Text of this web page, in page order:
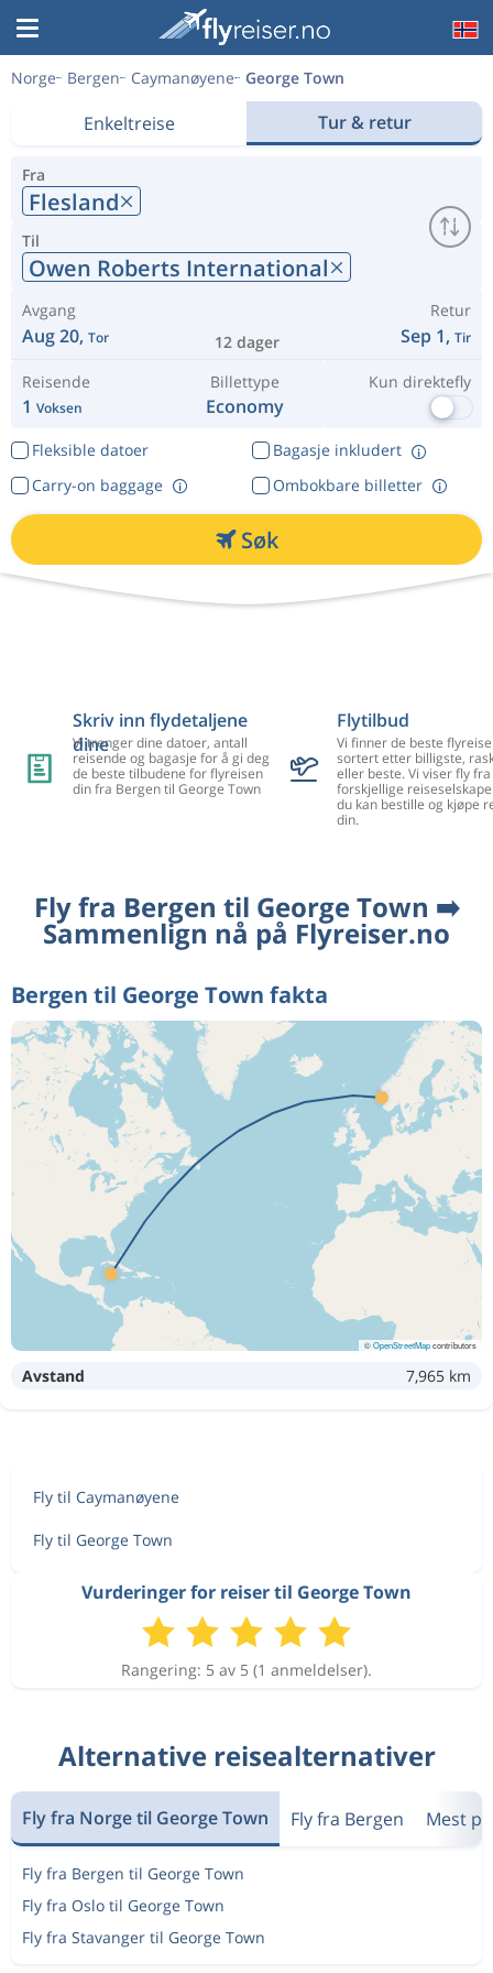
Norge Bergen Caymanøyene George Town
Enkeltreise Tur & retur
Fra
Flesland
Til
Owen Roberts International
Avgang
Aug 20, Tor 12 dager
Retur
Sep 1, Tir
Reisende
1 Voksen
Billettype
Economy
Kun direktefly
Fleksible datoer
Bagasje inkludert
Ombokbare billetter
Carry-on baggage
Søk
Skriv inn flydetaljene
dine
Vi trenger dine datoer, antall
reisende og bagasje for å gi deg
de beste tilbudene for flyreisen
din fra Bergen til George Town
Flytilbud
Vi finner de beste
sortert etter billigste,
eller beste. Vi viser fly
forskjellige
du kan bestille og kjøpe
din.
Fly fra Bergen til George Town ➡️
Sammenlign nå på Flyreiser.no
Bergen til George Town fakta
©OpenStreetMapcontributors
Avstand 7,965 km
Fly til Caymanøyene
Fly til George Town
Vurderinger for reiser til George Town
Rangering: 5 av 5 (1 anmeldelser).
Alternative reisealternativer
Fly fra Norge til George Town Fly fra Bergen Mest
Fly fra Bergen til George Town
Fly fra Oslo til George Town
Fly fra Stavanger til George Town